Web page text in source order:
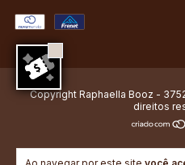
Copyright Raphaella Booz -
direitos